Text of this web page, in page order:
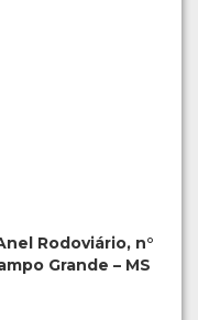
Rodoviário, n°
Grande – MS